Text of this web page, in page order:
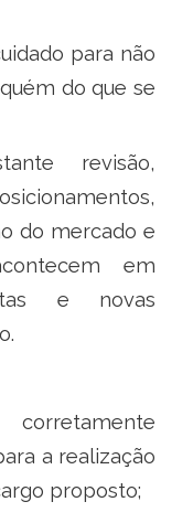
para não
do que se
revisão,
do mercado e
em
e novas
a realização
proposto;